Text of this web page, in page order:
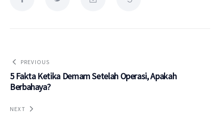
PREVIOUS
5 Fakta Ketika Demam Setelah Operasi, Apakah
Berbahaya?
NEXT